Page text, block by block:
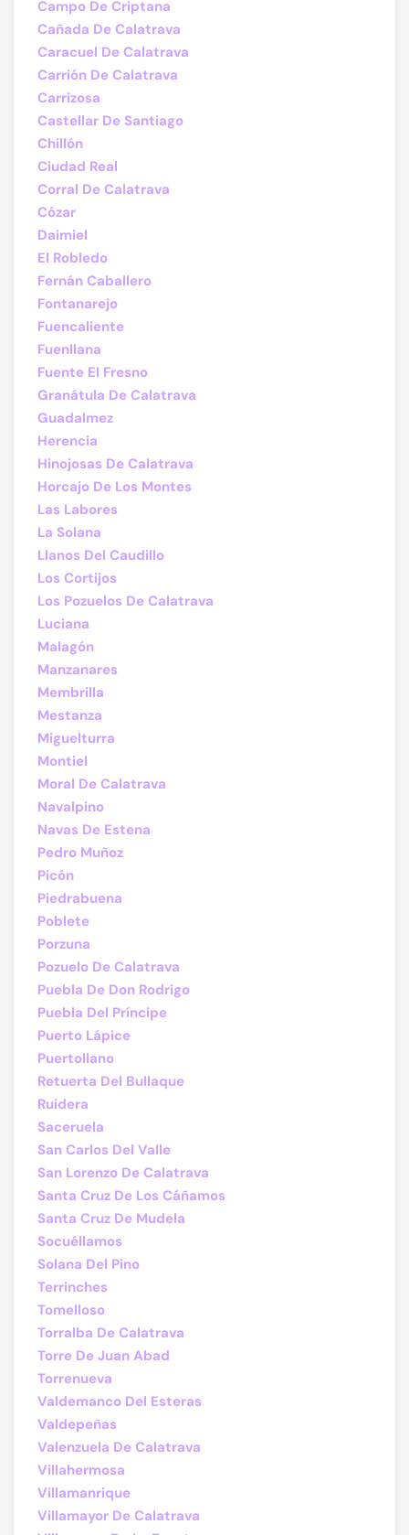
Campo De Criptana
Cañada De Calatrava
Caracuel De Calatrava
Carrión De Calatrava
Carrizosa
Castellar De Santiago
Chillón
Ciudad Real
Corral De Calatrava
Cózar
Daimiel
El Robledo
Fernán Caballero
Fontanarejo
Fuencaliente
Fuenllana
Fuente El Fresno
Granátula De Calatrava
Guadalmez
Herencia
Hinojosas De Calatrava
Horcajo De Los Montes
Las Labores
La Solana
Llanos Del Caudillo
Los Cortijos
Los Pozuelos De Calatrava
Luciana
Malagón
Manzanares
Membrilla
Mestanza
Miguelturra
Montiel
Moral De Calatrava
Navalpino
Navas De Estena
Pedro Muñoz
Picón
Piedrabuena
Poblete
Porzuna
Pozuelo De Calatrava
Puebla De Don Rodrigo
Puebla Del Príncipe
Puerto Lápice
Puertollano
Retuerta Del Bullaque
Ruidera
Saceruela
San Carlos Del Valle
San Lorenzo De Calatrava
Santa Cruz De Los Cáñamos
Santa Cruz De Mudela
Socuéllamos
Solana Del Pino
Terrinches
Tomelloso
Torralba De Calatrava
Torre De Juan Abad
Torrenueva
Valdemanco Del Esteras
Valdepeñas
Valenzuela De Calatrava
Villahermosa
Villamanrique
Villamayor De Calatrava